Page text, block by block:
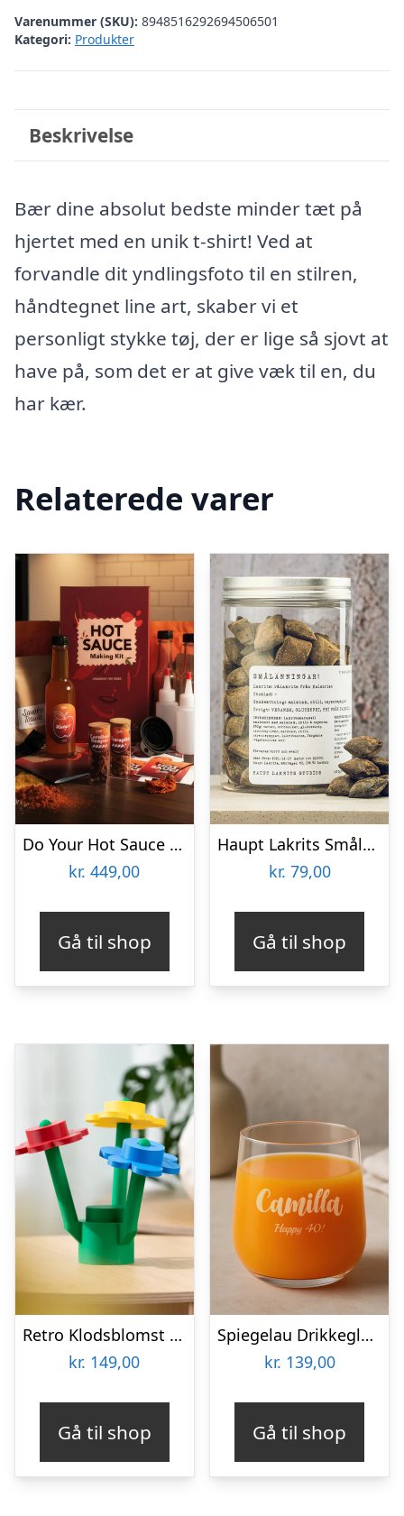
Varenummer (SKU): 8948516292694506501
Kategori: Produkter
Beskrivelse
Bær dine absolut bedste minder tæt på
hjertet med en unik t-shirt! Ved at
forvandle dit yndlingsfoto til en stilren,
håndtegnet line art, skaber vi et
personligt stykke tøj, der er lige så sjovt at
have på, som det er at give væk til en, du
har kær.
Relaterede varer
Do Your Hot Sauce Gaveæske
kr. 449,00
Gå til shop
Haupt Lakrits Smålänningar
kr. 79,00
Gå til shop
Retro Klodsblomst – Mellem
kr. 149,00
Gå til shop
Spiegelau Drikkeglas med Gravering – Egen Tekst
kr. 139,00
Gå til shop